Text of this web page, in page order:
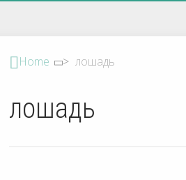
Home > лошадь
лошадь